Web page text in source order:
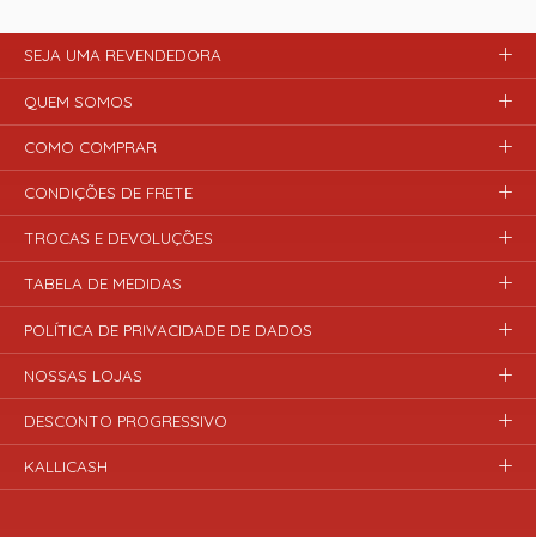
SEJA UMA REVENDEDORA
QUEM SOMOS
COMO COMPRAR
CONDIÇÕES DE FRETE
TROCAS E DEVOLUÇÕES
TABELA DE MEDIDAS
POLÍTICA DE PRIVACIDADE DE DADOS
NOSSAS LOJAS
DESCONTO PROGRESSIVO
KALLICASH